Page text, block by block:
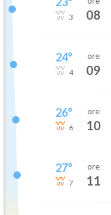
3 08
24°
4
ore
09
26°
6
ore
10
27°
7
ore
11